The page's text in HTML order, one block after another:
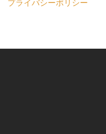
プライバシーポリシー